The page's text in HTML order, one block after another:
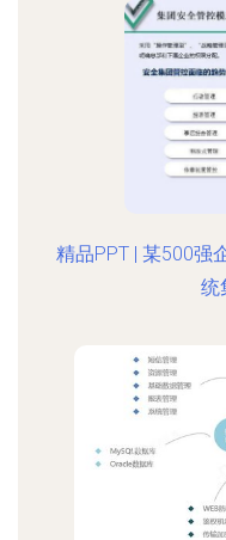
精品PPT | 某500强
统